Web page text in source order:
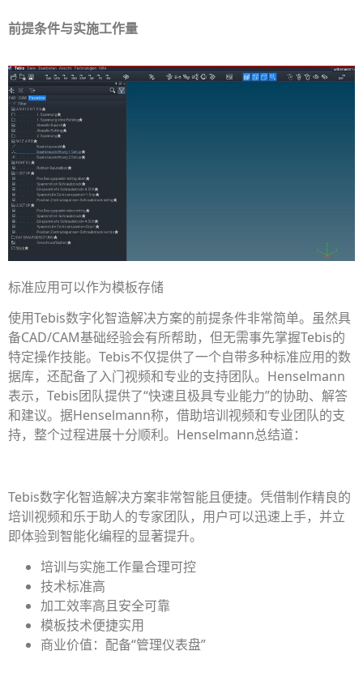
前提条件与实施工作量
标准应用可以作为模板存储
使用Tebis数字化智造解决方案的前提条件非常简单。虽然具
备CAD/CAM基础经验会有所帮助，但无需事先掌握Tebis的
特定操作技能。Tebis不仅提供了一个自带多种标准应用的数
据库，还配备了入门视频和专业的支持团队。Henselmann
表示，Tebis团队提供了“快速且极具专业能力”的协助、解答
和建议。据Henselmann称，借助培训视频和专业团队的支
持，整个过程进展十分顺利。Henselmann总结道：
Tebis数字化智造解决方案非常智能且便捷。凭借制作精良的
培训视频和乐于助人的专家团队，用户可以迅速上手，并立
即体验到智能化编程的显著提升。
培训与实施工作量合理可控
技术标准高
加工效率高且安全可靠
模板技术便捷实用
商业价值：配备“管理仪表盘”